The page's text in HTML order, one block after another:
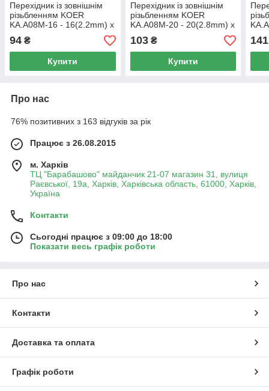
Перехідник із зовнішнім
різьбленням KOER
KA.A08M-16 - 16(2.2mm) x
3/4 "M
94 ₴
Купити
Перехідник із зовнішнім
різьбленням KOER
KA.A08M-20 - 20(2.8mm) x
3/4 "M
103₴
Купити
3/4
141
Про нас
76% позитивних з 163 відгуків за рік
Працює з 26.08.2015
м. Харків
ТЦ "Барабашово" майданчик 21-07 магазин 31, вулиця
Раєвської, 19а, Харків, Харківська область, 61000, Харків,
Україна
Контакти
Сьогодні працює з 09:00 до 18:00
Показати весь графік роботи
Про нас
Контакти
Доставка та оплата
Графік роботи